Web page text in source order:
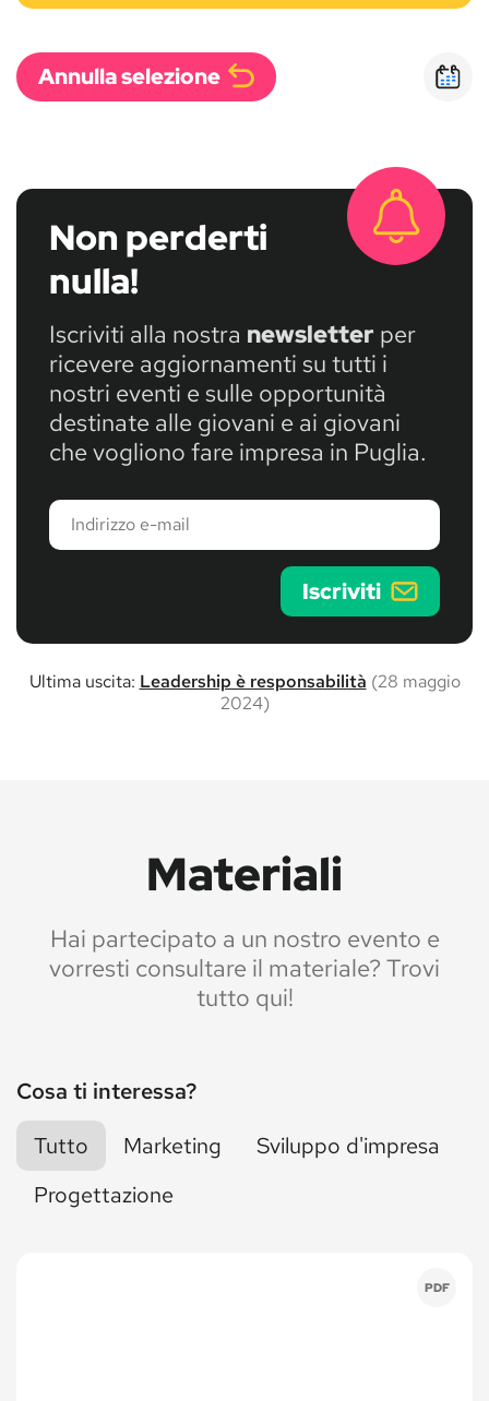
Annulla selezione
Non perderti
nulla!
Iscriviti alla nostra newsletter per
ricevere aggiornamenti su tutti i
nostri eventi e sulle opportunità
destinate alle giovani e ai giovani
che vogliono fare impresa in Puglia.
Indirizzo
mail
Iscriviti
Ultima uscita: Leadership è responsabilità (28 maggio
2024)
Materiali
Hai partecipato a un nostro evento e
vorresti consultare il materiale? Trovi
tutto qui!
Cosa ti interessa?
Tutto
Marketing
Sviluppo d'impresa
Progettazione
PDF